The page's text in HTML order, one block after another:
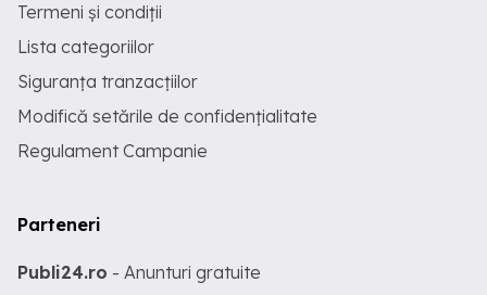
Termeni și condiții
Lista categoriilor
Siguranța tranzacțiilor
Modifică setările de confidențialitate
Regulament Campanie
Parteneri
Publi24.ro - Anunturi gratuite